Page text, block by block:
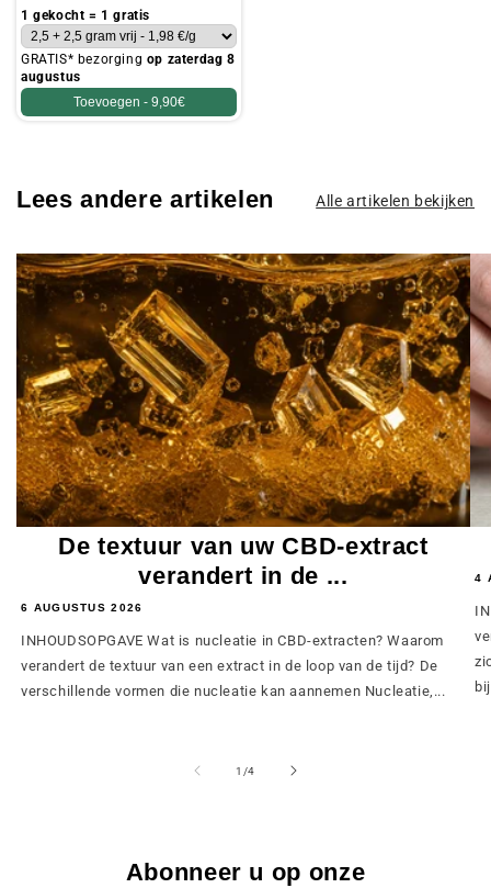
prijs
1 gekocht = 1 gratis
GRATIS* bezorging op zaterdag 8
augustus
Toevoegen - 9,90€
Lees andere artikelen Alle artikelen bekijken
De textuur van uw CBD-extract
verandert in de ...
6 AUGUSTUS 2026
INHOUDSOPGAVE Wat is nucleatie in CBD-extracten? Waarom
verandert de textuur van een extract in de loop van de tijd? De
verschillende vormen die nucleatie kan aannemen Nucleatie,...
4
1 /van
4
Abonneer u op onze